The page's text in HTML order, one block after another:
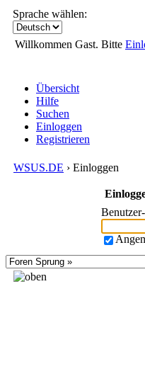
Sprache wählen:
Willkommen Gast. Bitte
Übersicht
Hilfe
Suchen
Einloggen
Registrieren
WSUS.DE › Einloggen